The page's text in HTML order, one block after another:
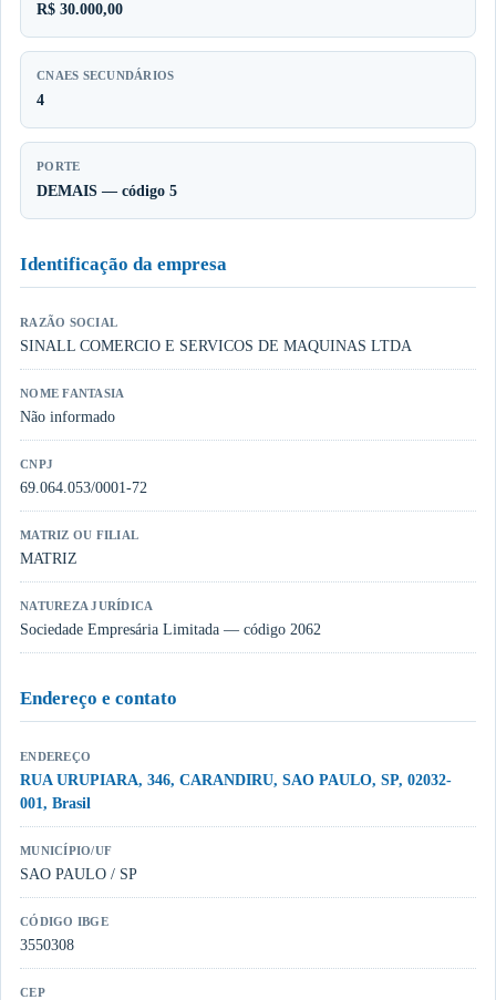
R$ 30.000,00
CNAES SECUNDÁRIOS
4
PORTE
DEMAIS — código 5
Identificação da empresa
RAZÃO SOCIAL
SINALL COMERCIO E SERVICOS DE MAQUINAS LTDA
NOME FANTASIA
Não informado
CNPJ
69.064.053/0001-72
MATRIZ OU FILIAL
MATRIZ
NATUREZA JURÍDICA
Sociedade Empresária Limitada — código 2062
Endereço e contato
ENDEREÇO
RUA URUPIARA, 346, CARANDIRU, SAO PAULO, SP, 02032-
001, Brasil
MUNICÍPIO/UF
SAO PAULO / SP
CÓDIGO IBGE
3550308
CEP